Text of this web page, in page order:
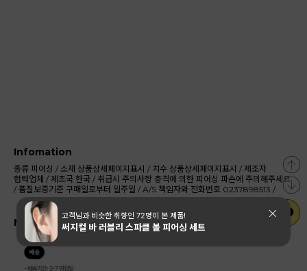
Infomation
종류 피어싱 / 소재 상품상세페이지표시 / 치수 상품상세페이지표시 / 제조자
협력업체 / 제조국 한국 / 취급시 주의사항 충격에 의한 피어싱 파손에 주의해주세요
/ 품질보증기준 구매일로부터 일주일 / A/S 책임자와 전화번호 0237898513 /
Notice